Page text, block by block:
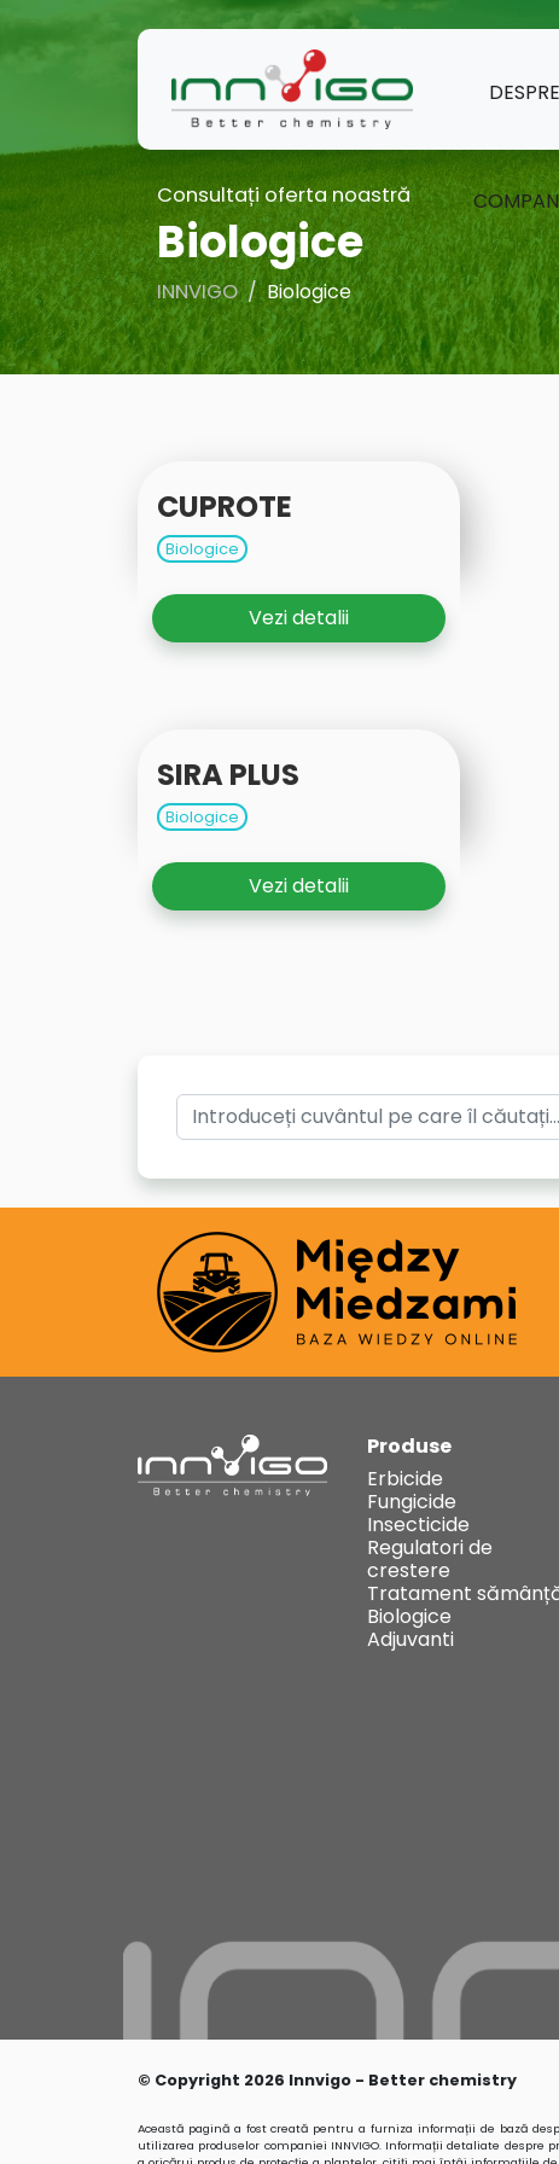
DESPRE
Consultați oferta noastră
Biologice
INNVIGO Biologice
CUPROTE
Biologice
Vezi detalii
SIRA PLUS
Biologice
Vezi detalii
Produse
Erbicide
Fungicide
Insecticide
Regulatori de
crestere
Tratament
Biologice
Adjuvanti
© Copyright 2026 Innvigo - Better chemistry
Această pagină a fost creată pentru a furniza informații de bază
utilizarea produselor companiei INNVIGO. Informații detaliate